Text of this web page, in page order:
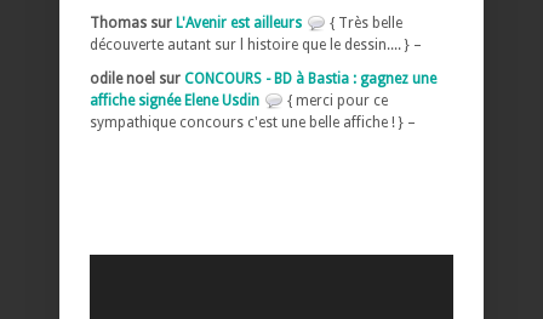
Thomas sur L'Avenir est ailleurs
{ Très belle
découverte autant sur l histoire que le dessin.... } –
odile noel sur CONCOURS - BD à Bastia : gagnez une
affiche signée Elene Usdin
{ merci pour ce
sympathique concours c'est une belle affiche ! } –